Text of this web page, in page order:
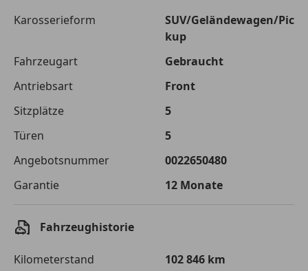
120 Monate
Kreditbetrag
€ 28 000,-
Gesamtbetrag
Einberechnete Gebühren
€ 0,-
Effektivzinsatz
Monatliche Rate
Die tatsächlichen Konditionen sind abhängig von Ihrer Bonität sowie
Karosserieform
SUV/Geländewagen/Pic
kup
Fahrzeugart
Gebraucht
Antriebsart
Front
Sitzplätze
5
Türen
5
Angebotsnummer
0022650480
Garantie
12 Monate
Fahrzeughistorie
Kilometerstand
102 846 km